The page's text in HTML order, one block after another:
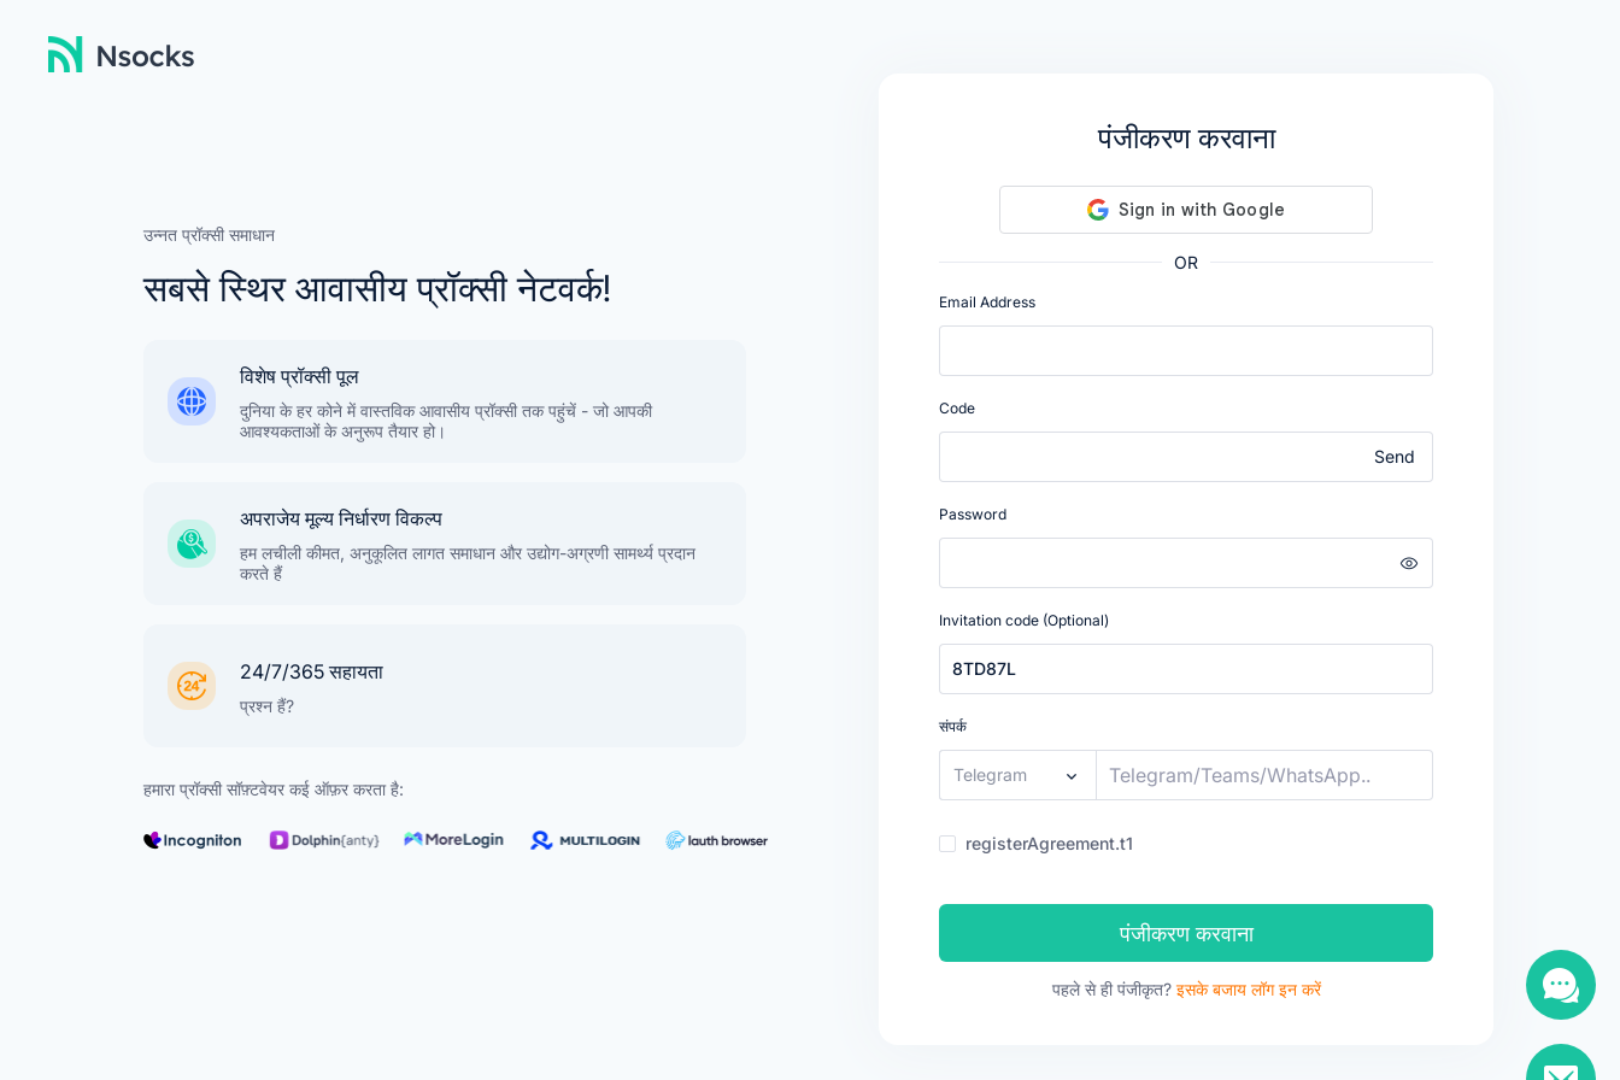
उन्नत प्रॉक्सी समाधान
सबसे स्थिर आवासीय प्रॉक्सी नेटवर्क!
विशेष प्रॉक्सी पूल
दुनिया के हर कोने में वास्तविक आवासीय प्रॉक्सी तक पहुंचें - जो आपकी
आवश्यकताओं के अनुरूप तैयार हो।
अपराजेय मूल्य निर्धारण विकल्प
हम लचीली कीमत, अनुकूलित लागत समाधान और उद्योग-अग्रणी सामर्थ्य प्रदान
करते हैं
24/7/365 सहायता
प्रश्न हैं?
हमारा प्रॉक्सी सॉफ़्टवेयर कई ऑफ़र करता है:
पंजीकरण करवाना
OR
Email Address
Code
Send
Password
Invitation code (Optional)
संपर्क
Telegram
registerAgreement.t1
पंजीकरण करवाना
पहले से ही पंजीकृत? इसके बजाय लॉग इन करें